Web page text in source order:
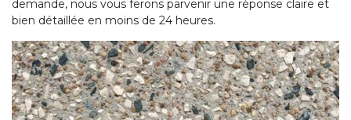
demande, nous vous ferons parvenir une réponse claire et
bien détaillée en moins de 24 heures.